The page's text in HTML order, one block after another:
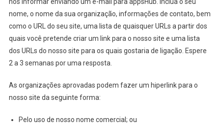
nome, o nome da sua organização, informações de contato, bem
como o URL do seu site, uma lista de quaisquer URLs a partir dos
quais você pretende criar um link para o nosso site e uma lista
dos URLs do nosso site para os quais gostaria de ligação. Espere
2 a 3 semanas por uma resposta.
As organizações aprovadas podem fazer um hiperlink para o
nosso site da seguinte forma:
Pelo uso de nosso nome comercial; ou